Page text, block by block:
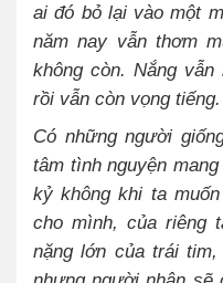
ai đó bỏ lại vào một
năm nay vẫn thơm
không còn. Nắng
rồi vẫn còn vọng tiếng.
Có những người
tâm tình nguyện
kỷ không khi ta
cho mình, của riêng
nặng lớn của trái